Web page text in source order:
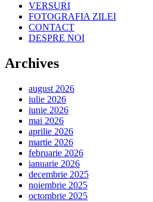
VERSURI
FOTOGRAFIA ZILEI
CONTACT
DESPRE NOI
Archives
august 2026
iulie 2026
iunie 2026
mai 2026
aprilie 2026
martie 2026
februarie 2026
ianuarie 2026
decembrie 2025
noiembrie 2025
octombrie 2025